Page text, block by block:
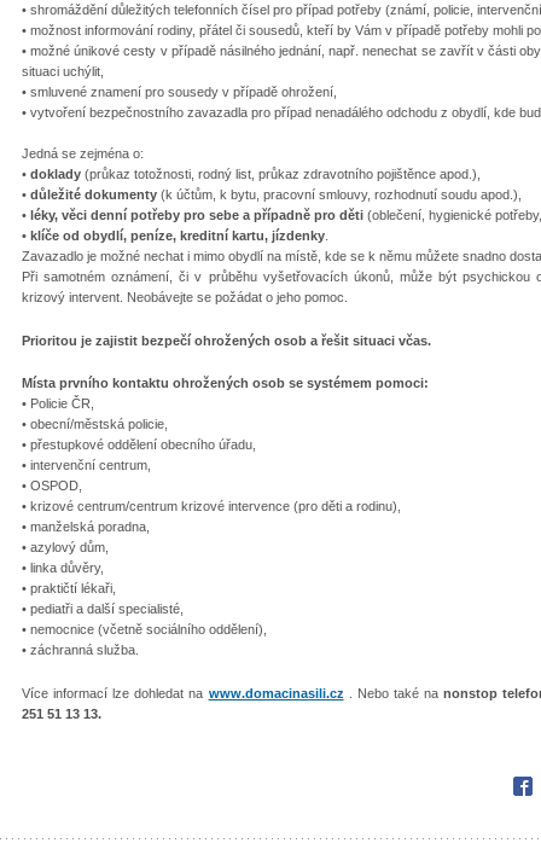
• shromáždění důležitých telefonních čísel pro případ potřeby (známí, policie,
• možnost informování rodiny, přátel či sousedů, kteří by Vám v případě potřeby mohli
• možné únikové cesty v případě násilného jednání, např. nenechat se zavřít v části
situaci uchýlit,
• smluvené znamení pro sousedy v případě ohrožení,
• vytvoření bezpečnostního zavazadla pro případ nenadálého odchodu z obydlí, kde
Jedná se zejména o:
• doklady (průkaz totožnosti, rodný list, průkaz zdravotního pojištěnce apod.),
• důležité dokumenty (k účtům, k bytu, pracovní smlouvy, rozhodnutí soudu apod.),
• léky, věci denní potřeby pro sebe a případně pro děti (oblečení, hygienické
• klíče od obydlí, peníze, kreditní kartu, jízdenky
Zavazadlo je možné nechat i mimo obydlí na místě, kde se k němu můžete snadno
Při samotném oznámení, či v průběhu vyšetřovacích úkonů, může být
krizový intervent. Neobávejte se požádat o jeho pomoc.
Prioritou je zajistit bezpečí ohrožených osob a řešit situaci včas.
Místa prvního kontaktu ohrožených osob se systémem pomoci:
• Policie ČR,
• obecní/městská policie,
• přestupkové oddělení obecního úřadu,
• intervenční centrum,
• OSPOD,
• krizové centrum/centrum krizové intervence (pro děti a rodinu),
• manželská poradna,
• azylový dům,
• linka důvěry,
• praktičtí lékaři,
• pediatři a další specialisté,
• nemocnice (včetně sociálního oddělení),
• záchranná služba.
Více informací lze dohledat na www.domacinasili.cz . Nebo také na nonstop
251 51 13 13.